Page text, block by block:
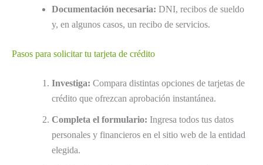
Documentación necesaria: DNI, recibos de sueldo
y, en algunos casos, un recibo de servicios.
Pasos para solicitar tu tarjeta de crédito
Investiga: Compara distintas opciones de tarjetas de
crédito que ofrezcan aprobación instantánea.
Completa el formulario: Ingresa todos tus datos
personales y financieros en el sitio web de la entidad
elegida.